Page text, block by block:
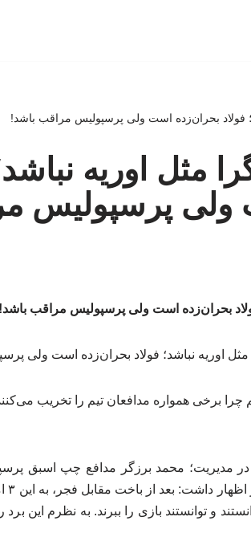
فولاد بحران‌زده است ولی پرسپولیس مراقب باشد!
مثل اوریه
ولی پرسپولیس
فولاد بحران‌زده است ولی پرسپولیس مراقب باشد!
برخی همواره مدافعان تیم را تخریب می‌کنند
مدیریت؛ محمد برزگر مدافع چپ اسبق
و توانستند بازی را ببرند. به نظرم این